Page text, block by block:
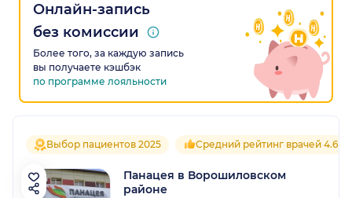
Онлайн-запись
без комиссии
Более того, за каждую запись
вы получаете кэшбэк
по программе лояльности
Выбор пациентов 2025 Средний рейтинг врачей 4.6
Панацея в Ворошиловском
районе